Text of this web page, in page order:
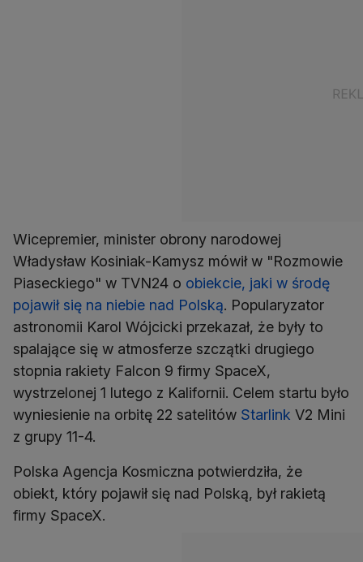
Wicepremier, minister obrony narodowej
Władysław Kosiniak-Kamysz mówił w "Rozmowie
Piaseckiego" w TVN24 o obiekcie, jaki w środę
pojawił się na niebie nad Polską. Popularyzator
astronomii Karol Wójcicki przekazał, że były to
spalające się w atmosferze szczątki drugiego
stopnia rakiety Falcon 9 firmy SpaceX,
wystrzelonej 1 lutego z Kalifornii. Celem startu było
wyniesienie na orbitę 22 satelitów Starlink V2 Mini
z grupy 11-4.
Polska Agencja Kosmiczna potwierdziła, że
obiekt, który pojawił się nad Polską, był rakietą
firmy SpaceX.